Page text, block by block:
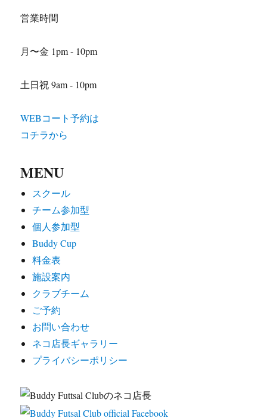
営業時間
月〜金 1pm - 10pm
土日祝 9am - 10pm
WEBコート予約は
コチラから
MENU
スクール
チーム参加型
個人参加型
Buddy Cup
料金表
施設案内
クラブチーム
ご予約
お問い合わせ
ネコ店長ギャラリー
プライバシーポリシー